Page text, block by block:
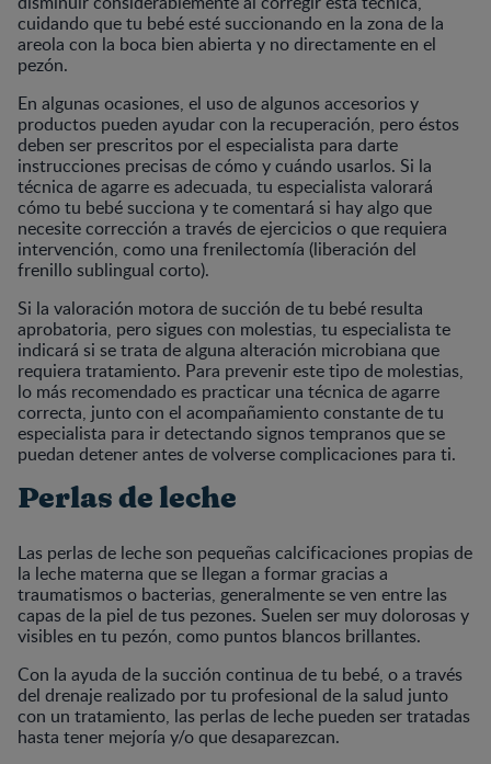
cuidando que tu bebé esté succionando en la zona de la
areola con la boca bien abierta y no directamente en el
pezón.
En algunas ocasiones, el uso de algunos accesorios y
productos pueden ayudar con la recuperación, pero éstos
deben ser prescritos por el especialista para darte
instrucciones precisas de cómo y cuándo usarlos. Si la
técnica de agarre es adecuada, tu especialista valorará
cómo tu bebé succiona y te comentará si hay algo que
necesite corrección a través de ejercicios o que requiera
intervención, como una frenilectomía (liberación del
frenillo sublingual corto).
Si la valoración motora de succión de tu bebé resulta
aprobatoria, pero sigues con molestias, tu especialista te
indicará si se trata de alguna alteración microbiana que
requiera tratamiento. Para prevenir este tipo de molestias,
lo más recomendado es practicar una técnica de agarre
correcta, junto con el acompañamiento constante de tu
especialista para ir detectando signos tempranos que se
puedan detener antes de volverse complicaciones para ti.
Perlas de leche
Las perlas de leche son pequeñas calcificaciones propias de
la leche materna que se llegan a formar gracias a
traumatismos o bacterias, generalmente se ven entre las
capas de la piel de tus pezones. Suelen ser muy dolorosas y
visibles en tu pezón, como puntos blancos brillantes.
Con la ayuda de la succión continua de tu bebé, o a través
del drenaje realizado por tu profesional de la salud junto
con un tratamiento, las perlas de leche pueden ser tratadas
hasta tener mejoría y/o que desaparezcan.